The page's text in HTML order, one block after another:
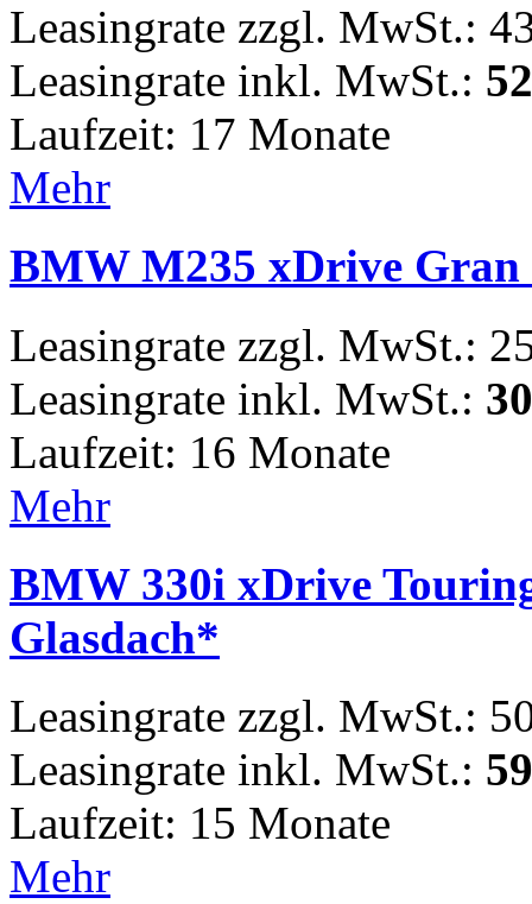
Leasingrate zzgl. MwSt.:
Leasingrate inkl. MwSt.:
Laufzeit: 17 Monate
Mehr
BMW M235 xDrive Gran
Leasingrate zzgl. MwSt.:
Leasingrate inkl. MwSt.:
Laufzeit: 16 Monate
Mehr
BMW 330i xDrive
Glasdach*
Leasingrate zzgl. MwSt.:
Leasingrate inkl. MwSt.:
Laufzeit: 15 Monate
Mehr